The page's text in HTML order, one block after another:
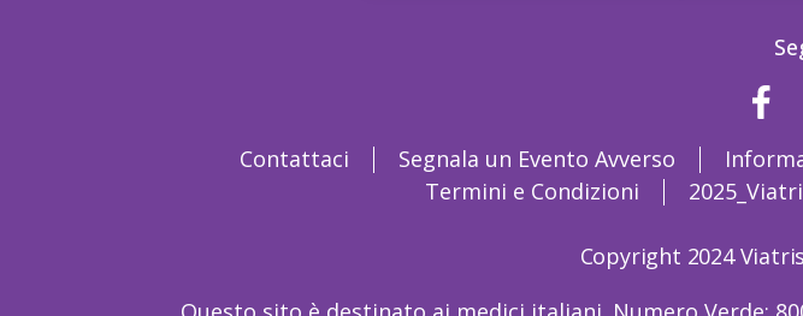
Contattaci Segnala un Evento Avverso
Termini e Condizioni
Copyright 2024